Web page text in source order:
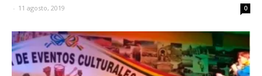
- 11 agosto, 2019 0